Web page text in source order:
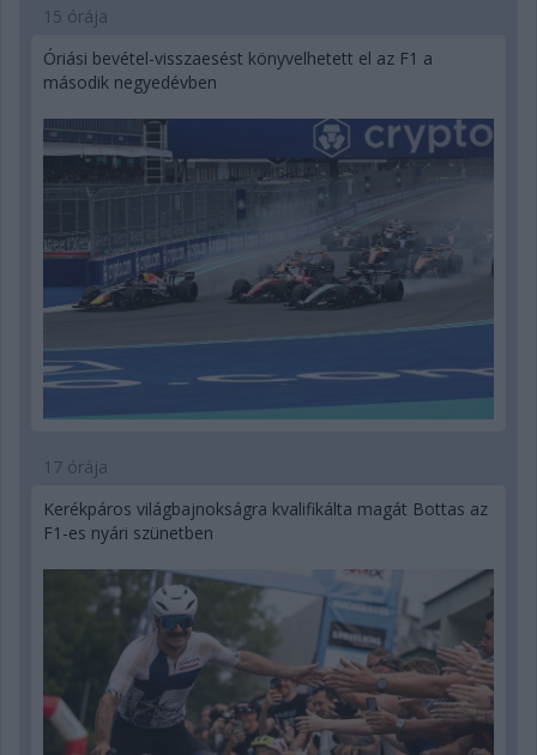
15 órája
Óriási bevétel-visszaesést könyvelhetett el az F1 a
második negyedévben
17 órája
Kerékpáros világbajnokságra kvalifikálta magát Bottas az
F1-es nyári szünetben